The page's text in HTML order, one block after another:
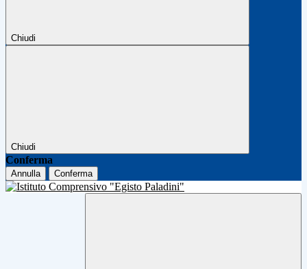
Chiudi
Chiudi
Conferma
Annulla Conferma